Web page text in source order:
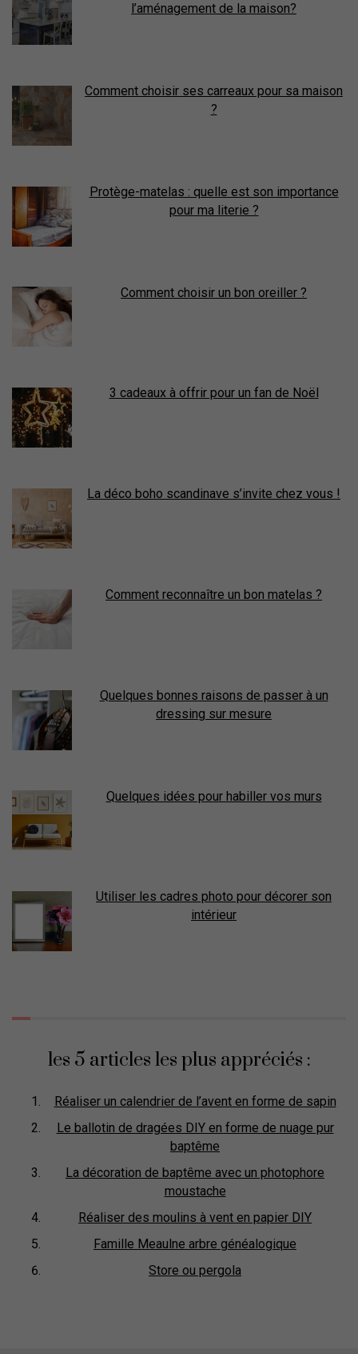
l’aménagement de la maison?
Comment choisir ses carreaux pour sa maison
?
Protège-matelas : quelle est son importance
pour ma literie ?
Comment choisir un bon oreiller ?
3 cadeaux à offrir pour un fan de Noël
La déco boho scandinave s’invite chez vous !
Comment reconnaître un bon matelas ?
Quelques bonnes raisons de passer à un
dressing sur mesure
Quelques idées pour habiller vos murs
Utiliser les cadres photo pour décorer son
intérieur
les 5 articles les plus appréciés :
Réaliser un calendrier de l’avent en forme de sapin
Le ballotin de dragées DIY en forme de nuage pur
baptême
La décoration de baptême avec un photophore
moustache
Réaliser des moulins à vent en papier DIY
Famille Meaulne arbre généalogique
Store ou pergola